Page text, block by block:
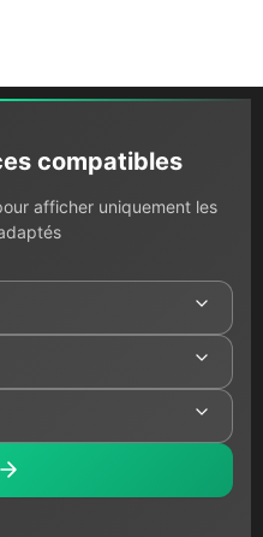
compatibles
afficher uniquement les